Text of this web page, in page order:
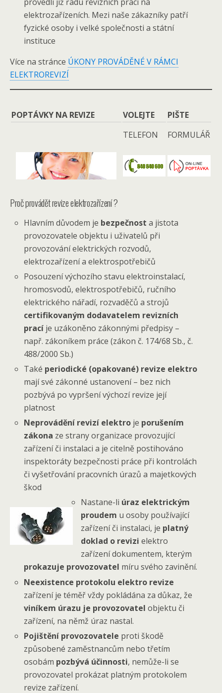
elektrozařízeních. Mezi naše zákazníky patří
fyzické osoby i velké společnosti a státní
instituce
Více na stránce ÚKONY PROVÁDĚNÉ V RÁMCI
ELEKTROREVIZÍ
POPTÁVKY NA REVIZE VOLEJTE
PIŠTE
TELEFON
FORMULÁŘ
Proč provádět revize elektrozařízení ?
Hlavním důvodem je bezpečnost a jistota
provozovatele objektu i uživatelů při
provozování elektrických rozvodů,
elektrozařízení a elektrospotřebičů
Posouzení výchozího stavu elektroinstalací,
hromosvodů, elektrospotřebičů, ručního
elektrického nářadí, rozvaděčů a strojů
certifikovaným dodavatelem revizních
prací je uzákoněno zákonnými předpisy –
např. zákoníkem práce (zákon č. 174/68 Sb., č.
488/2000 Sb.)
Také periodické (opakované) revize elektro
mají své zákonné ustanovení – bez nich
pozbývá po vypršení výchozí revize její
platnost
Neprovádění revizí elektro je porušením
zákona ze strany organizace provozující
zařízení či instalaci a je citelně postihováno
inspektoráty bezpečnosti práce při kontrolách
či vyšetřování pracovních úrazů a majetkových
škod
Nastane-li úraz elektrickým
proudem u osoby používající
zařízení či instalaci, je platný
doklad o revizi elektro
zařízení dokumentem, kterým
prokazuje provozovatel míru svého zavinění.
Neexistence protokolu elektro revize
zařízení je téměř vždy pokládána za důkaz, že
viníkem úrazu je provozovatel objektu či
zařízení, na němž úraz nastal.
Pojištění provozovatele proti škodě
způsobené zaměstnancům nebo třetím
osobám pozbývá účinnosti, nemůže-li se
provozovatel prokázat platným protokolem
revize zařízení.